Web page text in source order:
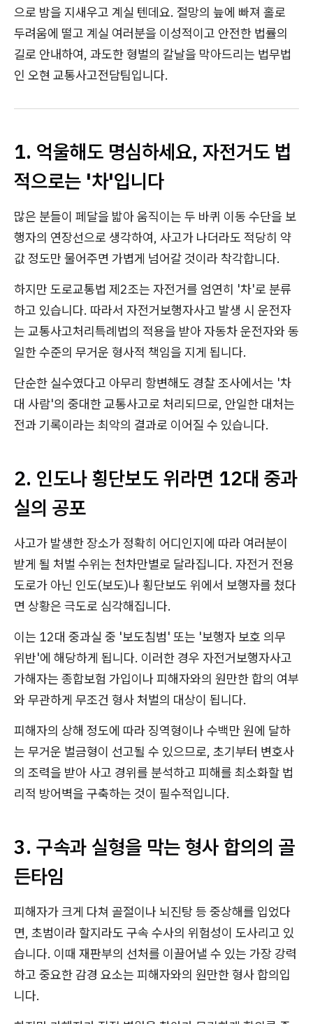
으로 밤을 지새우고 계실 텐데요. 절망의 늪에 빠져 홀로
두려움에 떨고 계실 여러분을 이성적이고 안전한 법률의
길로 안내하여, 과도한 형벌의 칼날을 막아드리는 법무법
인 오현 교통사고전담팀입니다.
1. 억울해도 명심하세요, 자전거도 법
적으로는 '차'입니다
많은 분들이 페달을 밟아 움직이는 두 바퀴 이동 수단을 보
행자의 연장선으로 생각하여, 사고가 나더라도 적당히 약
값 정도만 물어주면 가볍게 넘어갈 것이라 착각합니다.
하지만 도로교통법 제2조는 자전거를 엄연히 '차'로 분류
하고 있습니다. 따라서 자전거보행자사고 발생 시 운전자
는 교통사고처리특례법의 적용을 받아 자동차 운전자와 동
일한 수준의 무거운 형사적 책임을 지게 됩니다.
단순한 실수였다고 아무리 항변해도 경찰 조사에서는 '차
대 사람'의 중대한 교통사고로 처리되므로, 안일한 대처는
전과 기록이라는 최악의 결과로 이어질 수 있습니다.
2. 인도나 횡단보도 위라면 12대 중과
실의 공포
사고가 발생한 장소가 정확히 어디인지에 따라 여러분이
받게 될 처벌 수위는 천차만별로 달라집니다. 자전거 전용
도로가 아닌 인도(보도)나 횡단보도 위에서 보행자를 쳤다
면 상황은 극도로 심각해집니다.
이는 12대 중과실 중 '보도침범' 또는 '보행자 보호 의무
위반'에 해당하게 됩니다. 이러한 경우 자전거보행자사고
가해자는 종합보험 가입이나 피해자와의 원만한 합의 여부
와 무관하게 무조건 형사 처벌의 대상이 됩니다.
피해자의 상해 정도에 따라 징역형이나 수백만 원에 달하
는 무거운 벌금형이 선고될 수 있으므로, 초기부터 변호사
의 조력을 받아 사고 경위를 분석하고 피해를 최소화할 법
리적 방어벽을 구축하는 것이 필수적입니다.
3. 구속과 실형을 막는 형사 합의의 골
든타임
피해자가 크게 다쳐 골절이나 뇌진탕 등 중상해를 입었다
면, 초범이라 할지라도 구속 수사의 위험성이 도사리고 있
습니다. 이때 재판부의 선처를 이끌어낼 수 있는 가장 강력
하고 중요한 감경 요소는 피해자와의 원만한 형사 합의입
니다.